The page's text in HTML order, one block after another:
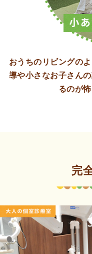
おうちのリビングの
導や小さなお子さんの
るのが
完